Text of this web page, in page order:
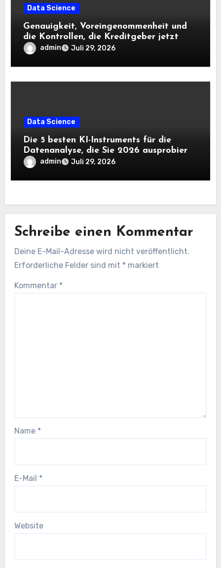
Data Science
Genauigkeit, Voreingenommenheit und
die Kontrollen, die Kreditgeber jetzt
benötigen |
admin Juli 29, 2026
Data Science
Die 5 besten KI-Instruments für die
Datenanalyse, die Sie 2026 ausprobieren
solltenadmin Juli 29, 2026
Schreibe einen Kommentar
Deine E-Mail-Adresse wird nicht veröffentlicht.
Erforderliche Felder sind mit * markiert
Kommentar *
Name *
E-Mail *
Website